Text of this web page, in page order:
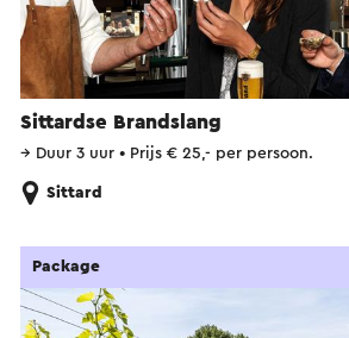
Sittardse Brandslang
→ Duur 3 uur • Prijs € 25,- per persoon.
Sittard
Package